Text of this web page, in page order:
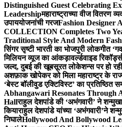
Distinguished Guest Celebrating
Leadershipमहाराष्ट्राच्या वीज वितरण
उपाययोजनांची गरजFashion Designer
COLLECTION Completes Two
Traditional Style And Modern
सिंगर सृष्टी भारती का भोजपुरी लोकगीत
मिलियन व्यूज का आंकड़ावर्ल्डवाइड
जल्द, दुबई की खूबसूरत लोकेशन्स पर हो
अशफ़ाक खोपेकर को मिला महाराष्ट्र के
‘बेस्ट बॉलीवुड एक्टिविस्ट’ का प्रतिष्ठित
Abhangawari Resonates Through
Hallराहुल देशपांडे की ‘अभंगवारी’ ने
कियाराहुल देशपांडे यांच्या ‘अभंगवारी’ने
निघालेHollywood And Bollywood